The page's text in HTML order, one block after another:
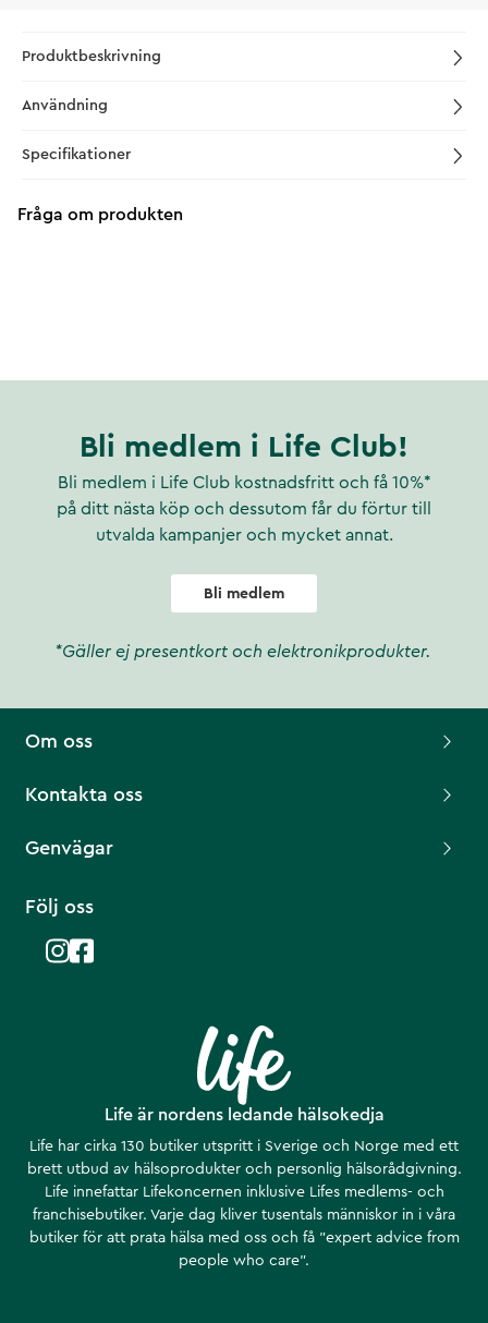
Produktbeskrivning
Användning
Specifikationer
Fråga om produkten
Bli medlem i Life Club!
Bli medlem i Life Club kostnadsfritt och få 10%*
på ditt nästa köp och dessutom får du förtur till
utvalda kampanjer och mycket annat.
Bli medlem
*Gäller ej presentkort och elektronikprodukter.
Life är nordens ledande hälsokedja
Life har cirka 130 butiker utspritt i Sverige och Norge med ett
brett utbud av hälsoprodukter och personlig hälsorådgivning.
Life innefattar Lifekoncernen inklusive Lifes medlems- och
franchisebutiker. Varje dag kliver tusentals människor in i våra
butiker för att prata hälsa med oss och få ”expert advice from
people who care”.
Om oss
Kontakta oss
Genvägar
Följ oss